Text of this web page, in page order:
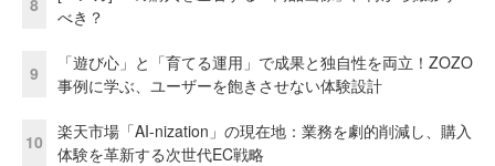
8
べき？
9
「遊び心」と「育てる運用」で成果と独自性を両立！ZOZO
事例に学ぶ、ユーザーを飽きさせない体験設計
10
楽天市場「AI-nization」の現在地：業務を劇的削減し、購入
体験を革新する次世代EC戦略